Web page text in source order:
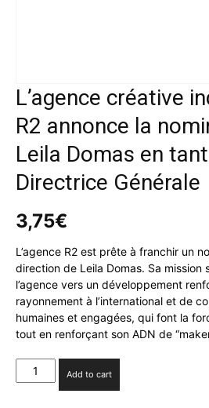
L’agence créative
R2 annonce la
Leila Domas en
Directrice Générale
3,75€
L’agence R2 est prête à franchir un
direction de Leila Domas. Sa mission
l’agence vers un développement
rayonnement à l’international et de
humaines et engagées, qui font la
tout en renforçant son ADN de
L’agence
créative
Add to cart